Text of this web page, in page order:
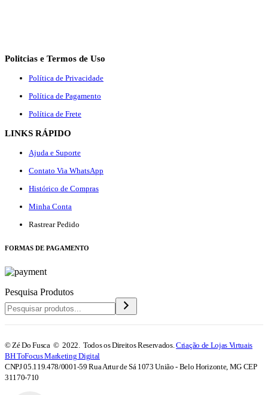
Politcias e Termos de Uso
Política de Privacidade
Política de Pagamento
Política de Frete
LINKS RÁPIDO
Ajuda e Suporte
Contato Via WhatsApp
Histórico de Compras
Minha Conta
Rastrear Pedido
FORMAS DE PAGAMENTO
Pesquisa Produtos
© Zé Do Fusca © 2022. Todos os Direitos Reservados.Criação de Lojas Virtuais
BH ToFocus Marketing Digital
CNPJ 05.119.478/0001-59 Rua Artur de Sá 1073 União - Belo Horizonte, MG CEP
31170-710